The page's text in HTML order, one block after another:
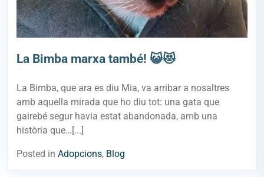
La Bimba marxa també! 😺😻
La Bimba, que ara es diu Mia, va arribar a nosaltres
amb aquella mirada que ho diu tot: una gata que
gairebé segur havia estat abandonada, amb una
història que…[...]
Posted in Adopcions, Blog